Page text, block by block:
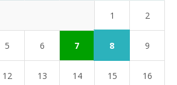
1 2
5 6 7 8 9
12 13 14 15 16